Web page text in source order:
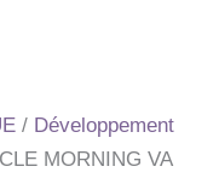
/ Développement
MORNING VA